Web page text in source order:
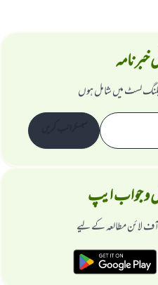
خبرنامہ
لسٹ میں شامل ہوں
و جواب ایپ
لائن مطالعہ کے لیے